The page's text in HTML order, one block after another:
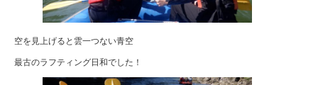
空を見上げると雲一つない青空
最古のラフティング日和でした！